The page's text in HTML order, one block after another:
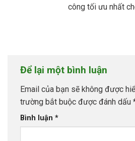
công tối ưu nhất
Để lại một bình luận
Email của bạn sẽ không được
trường bắt buộc được đánh dấu
Bình luận *